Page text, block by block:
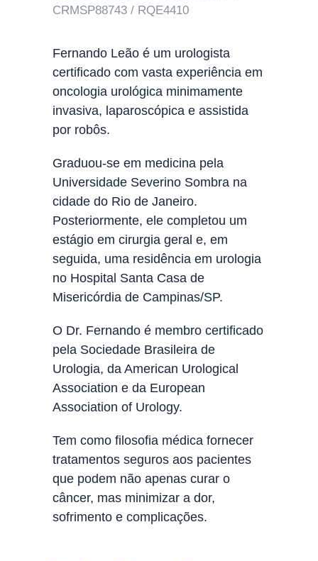
CRMSP88743 / RQE4410
Fernando Leão é um urologista
certificado com vasta experiência em
oncologia urológica minimamente
invasiva, laparoscópica e assistida
por robôs.
Graduou-se em medicina pela
Universidade Severino Sombra na
cidade do Rio de Janeiro.
Posteriormente, ele completou um
estágio em cirurgia geral e, em
seguida, uma residência em urologia
no Hospital Santa Casa de
Misericórdia de Campinas/SP.
O Dr. Fernando é membro certificado
pela Sociedade Brasileira de
Urologia, da American Urological
Association e da European
Association of Urology.
Tem como filosofia médica fornecer
tratamentos seguros aos pacientes
que podem não apenas curar o
câncer, mas minimizar a dor,
sofrimento e complicações.